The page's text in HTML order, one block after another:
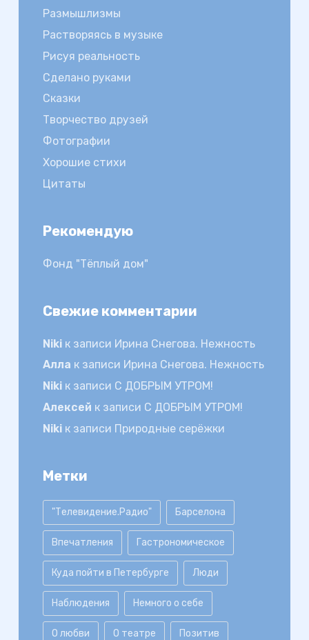
Размышлизмы
Растворяясь в музыке
Рисуя реальность
Сделано руками
Сказки
Творчество друзей
Фотографии
Хорошие стихи
Цитаты
Рекомендую
Фонд "Тёплый дом"
Свежие комментарии
Nikiк записи Ирина Снегова. Нежность
Алла к записи Ирина Снегова. Нежность
Nikiк записи С ДОБРЫМ УТРОМ!
Алексей к записи С ДОБРЫМ УТРОМ!
Nikiк записи Природные серёжки
Метки
"Телевидение.Радио" Барселона
Впечатления Гастрономическое
Куда пойти в Петербурге Люди
Наблюдения Немного о себе
О любви О театре Позитив